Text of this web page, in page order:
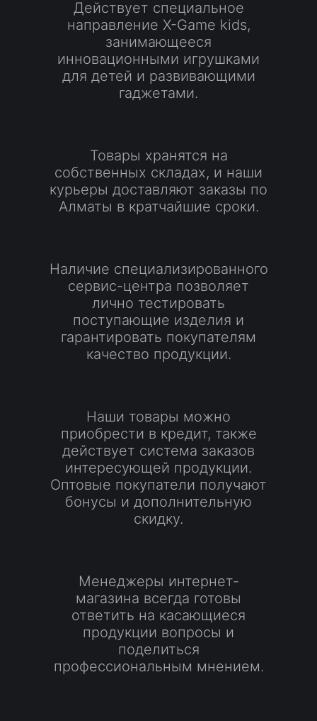
Действует специальное
направление X-Game kids,
занимающееся
инновационными игрушками
для детей и развивающими
гаджетами.
Товары хранятся на
собственных складах, и наши
курьеры доставляют заказы по
Алматы в кратчайшие сроки.
Наличие специализированного
сервис-центра позволяет
лично тестировать
поступающие изделия и
гарантировать покупателям
качество продукции.
Наши товары можно
приобрести в кредит, также
действует система заказов
интересующей продукции.
Оптовые покупатели получают
бонусы и дополнительную
скидку.
Менеджеры интернет-
магазина всегда готовы
ответить на касающиеся
продукции вопросы и
поделиться
профессиональным мнением.